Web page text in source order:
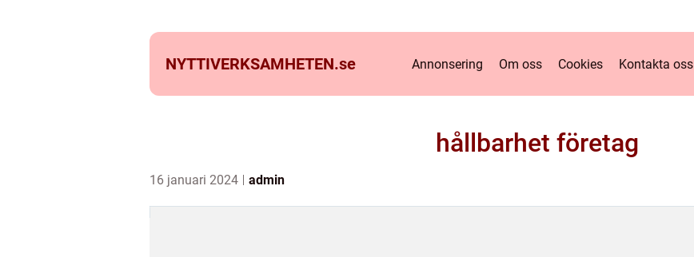
NYTTIVERKSAMHETEN.se Annonsering Om oss Cookies Kontakta oss
hållbarhet företag
16 januari 2024 admin